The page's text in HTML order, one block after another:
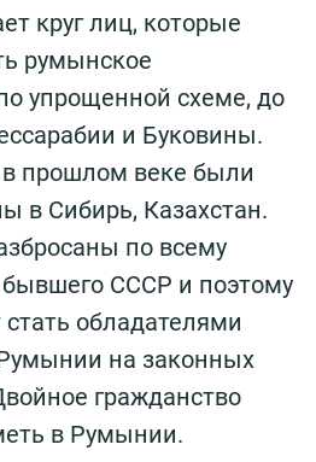
круг лиц, которые
румынское
упрощенной схеме, до
и Буковины.
прошлом веке были
в Сибирь, Казахстан.
по всему
бывшего СССР и поэтому
стать обладателями
на законных
гражданство
в Румынии.